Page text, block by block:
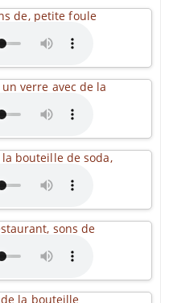
de, petite foule
verre avec de la
bouteille de soda,
sons de
la bouteille